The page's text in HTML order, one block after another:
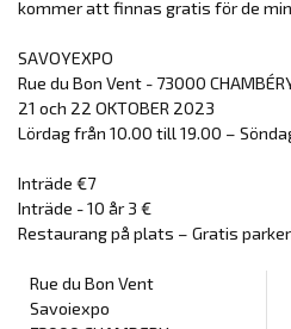
kommer att finnas gratis för de
SAVOYEXPO
Rue du Bon Vent - 73000
21 och 22 OKTOBER 2023
Lördag från 10.00 till 19.00 –
Inträde €7
Inträde - 10 år 3 €
Restaurang på plats – Gratis
Rue du Bon Vent
Savoiexpo